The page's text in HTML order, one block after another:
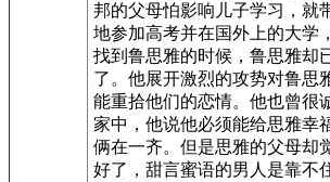
邦的父母怕影响儿子学习，就
地参加高考并在国外上的大学
找到鲁思雅的时候，鲁思雅却
了。他展开激烈的攻势对鲁思
能重拾他们的恋情。他也曾很
家中，他说他必须能给思雅幸
俩在一齐。但是思雅的父母却
好了，甜言蜜语的男人是靠不